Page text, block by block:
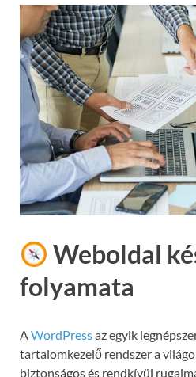
Weboldal
folyamata
AWordPressaz egyik
tartalomkezelő rendszer a
biztonságos és rendkívül